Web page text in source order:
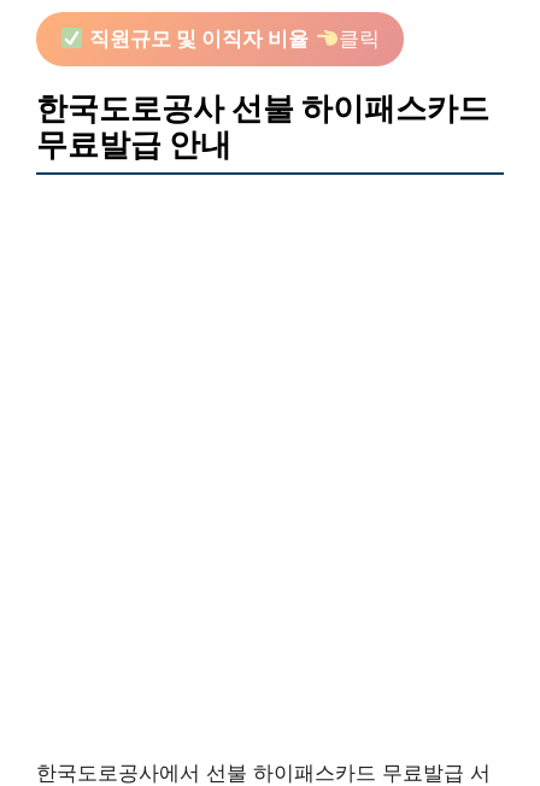
직원규모 및 이직자 비율 클릭
한국도로공사 선불 하이패스카드
무료발급 안내
한국도로공사에서 선불 하이패스카드 무료발급 서